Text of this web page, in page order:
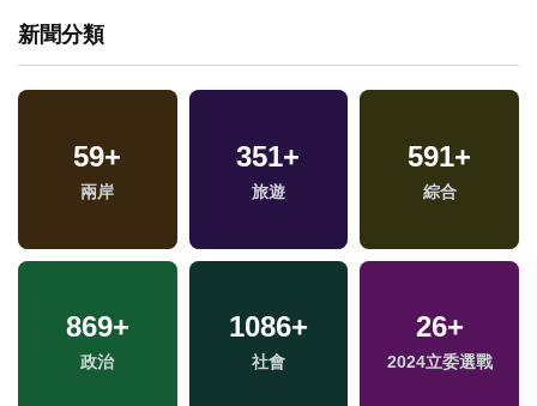
新聞分類
59+
兩岸
351+
旅遊
591+
綜合
869+
政治
1086+
社會
26+
2024立委選戰